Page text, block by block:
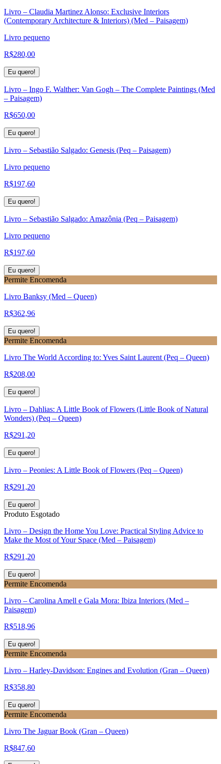
Livro – Claudia Martinez Alonso: Exclusive Interiors
(Contemporary Architecture & Interiors) (Med – Paisagem)
Livro pequeno
R$280,00
Eu quero!
Livro – Ingo F. Walther: Van Gogh – The Complete Paintings (Med
– Paisagem)
R$650,00
Eu quero!
Livro – Sebastião Salgado: Genesis (Peq – Paisagem)
Livro pequeno
R$197,60
Eu quero!
Livro – Sebastião Salgado: Amazônia (Peq – Paisagem)
Livro pequeno
R$197,60
Eu quero!
Permite Encomenda
Livro Banksy (Med – Queen)
R$362,96
Eu quero!
Permite Encomenda
Livro The World According to: Yves Saint Laurent (Peq – Queen)
R$208,00
Eu quero!
Livro – Dahlias: A Little Book of Flowers (Little Book of Natural
Wonders) (Peq – Queen)
R$291,20
Eu quero!
Livro – Peonies: A Little Book of Flowers (Peq – Queen)
R$291,20
Eu quero!
Produto Esgotado
Livro – Design the Home You Love: Practical Styling Advice to
Make the Most of Your Space (Med – Paisagem)
R$291,20
Eu quero!
Permite Encomenda
Livro – Carolina Amell e Gala Mora: Ibiza Interiors (Med –
Paisagem)
R$518,96
Eu quero!
Permite Encomenda
Livro – Harley-Davidson: Engines and Evolution (Gran – Queen)
R$358,80
Eu quero!
Permite Encomenda
Livro The Jaguar Book (Gran – Queen)
R$847,60